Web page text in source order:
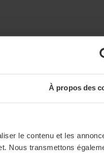
À propos des
le contenu et les
Nous transmettons